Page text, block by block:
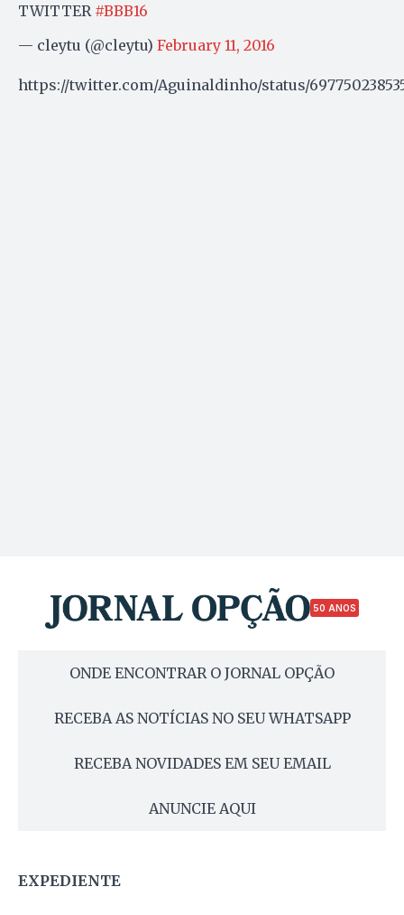
TWITTER #BBB16
— cleytu (@cleytu) February 11, 2016
https://twitter.com/Aguinaldinho/status/
50 ANOS
ONDE ENCONTRAR O JORNAL OPÇÃO
RECEBA AS NOTÍCIAS NO SEU WHATSAPP
RECEBA NOVIDADES EM SEU EMAIL
ANUNCIE AQUI
EXPEDIENTE